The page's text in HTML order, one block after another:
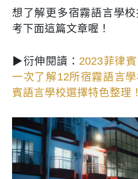
想了解更多宿霧語言學
考下面這篇文章喔！
▶衍伸閱讀： 2023菲律
一次了解12所宿霧語言
賓語言學校選擇特色整理！